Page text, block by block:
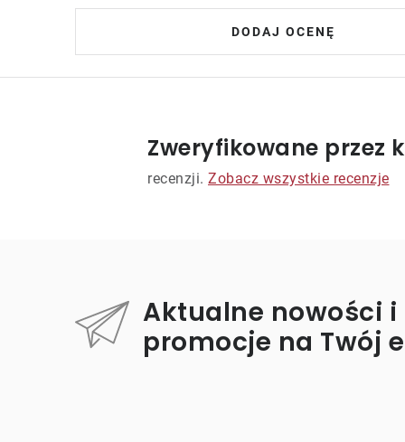
DODAJ OCENĘ
Zweryfikowane przez
recenzji. Zobacz wszystkie recenzje
Aktualne nowości i
promocje na Twój